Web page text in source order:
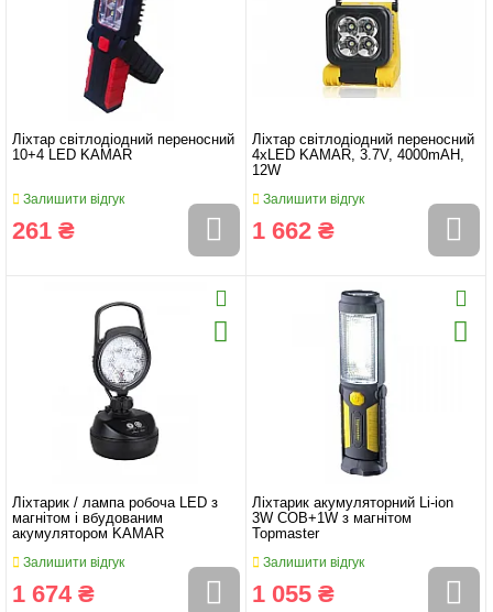
Ліхтар світлодіодний переносний
10+4 LED KAMAR
Залишити відгук
261 ₴
Ліхтар світлодіодний переносний
4xLED KAMAR, 3.7V, 4000mAH,
12W
Залишити відгук
1 662 ₴
Ліхтарик / лампа робоча LED з
магнітом і вбудованим
акумулятором KAMAR
Залишити відгук
1 674 ₴
Ліхтарик акумуляторний Li-ion
3W COB+1W з магнітом
Topmaster
Залишити відгук
1 055 ₴